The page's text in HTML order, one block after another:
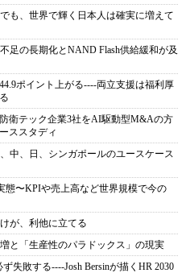
も、世界で輝く日本人は確実に増えて
足の長期化とNAND Flash供給緩和が及
ポイント上がる----両立支援は福利厚
衛テック企業3社をAI駆動型M&Aの方
ススタディ
中、日、シンガポールのユースケース
態〜KPIや売上高など世界規模で今の
が、利他に立てる
と「生産性のパラドックス」の現実
失敗する----Josh Bersinが描くHR 2030